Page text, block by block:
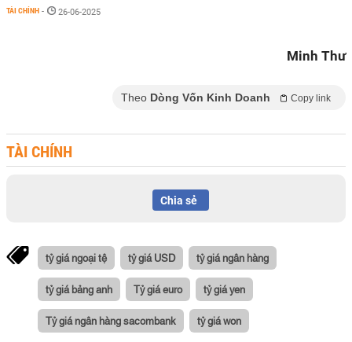
TÀI CHÍNH - 26-06-2025
Minh Thư
Theo Dòng Vốn Kinh Doanh Copy link
TÀI CHÍNH
Chia sẻ
tỷ giá ngoại tệ tỷ giá USD tỷ giá ngân hàng
tỷ giá bảng anh Tỷ giá euro tỷ giá yen
Tỷ giá ngân hàng sacombank tỷ giá won